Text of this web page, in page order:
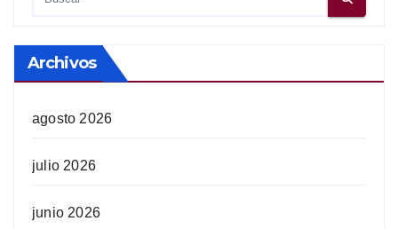
Archivos
agosto 2026
julio 2026
junio 2026